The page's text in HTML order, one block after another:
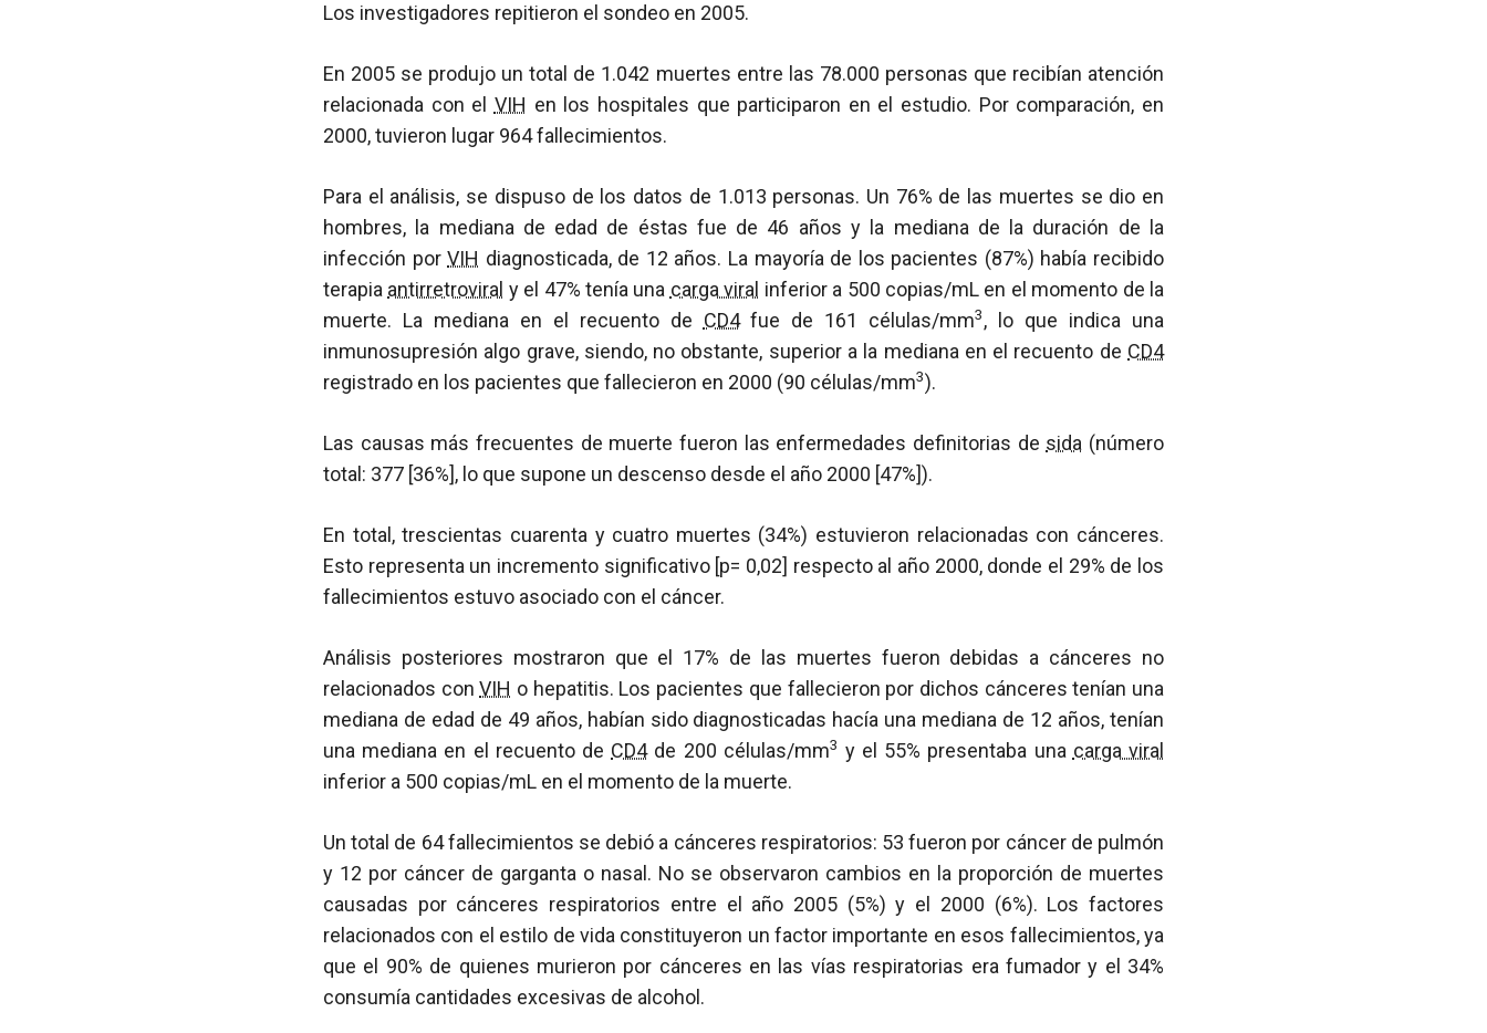
Los investigadores repitieron el sondeo en 2005.
En 2005 se produjo un total de 1.042 muertes entre las 78.000 personas que recibían atención
relacionada con el VIH en los hospitales que participaron en el estudio. Por comparación, en
2000, tuvieron lugar 964 fallecimientos.
Para el análisis, se dispuso de los datos de 1.013 personas. Un 76% de las muertes se dio en
hombres, la mediana de edad de éstas fue de 46 años y la mediana de la duración de la
infección porVIH diagnosticada, de 12 años. La mayoría de los pacientes (87%) había recibido
terapia antirretroviral y el 47% tenía una carga viral inferior a 500 copias/mL en el momento de la
muerte. La mediana en el recuento de CD4fue de 161 células/mm3, lo que indica una
inmunosupresión algo grave, siendo, no obstante, superior a la mediana en el recuento de CD4
registrado en los pacientes que fallecieron en 2000 (90 células/mm3).
Las causas más frecuentes de muerte fueron las enfermedades definitorias de sida (número
total: 377 [36%], lo que supone un descenso desde el año 2000 [47%]).
En total, trescientas cuarenta y cuatro muertes (34%) estuvieron relacionadas con cánceres.
Esto representa un incremento significativo [p= 0,02] respecto al año 2000, donde el 29% de los
fallecimientos estuvo asociado con el cáncer.
Análisis posteriores mostraron que el 17% de las muertes fueron debidas a cánceres no
relacionados conVIH o hepatitis. Los pacientes que fallecieron por dichos cánceres tenían una
mediana de edad de 49 años, habían sido diagnosticadas hacía una mediana de 12 años, tenían
una mediana en el recuento de CD4de 200 células/mm3 y el 55% presentaba una carga viral
inferior a 500 copias/mL en el momento de la muerte.
Un total de 64 fallecimientos se debió a cánceres respiratorios: 53 fueron por cáncer de pulmón
y 12 por cáncer de garganta o nasal. No se observaron cambios en la proporción de muertes
causadas por cánceres respiratorios entre el año 2005 (5%) y el 2000 (6%). Los factores
relacionados con el estilo de vida constituyeron un factor importante en esos fallecimientos, ya
que el 90% de quienes murieron por cánceres en las vías respiratorias era fumador y el 34%
consumía cantidades excesivas de alcohol.